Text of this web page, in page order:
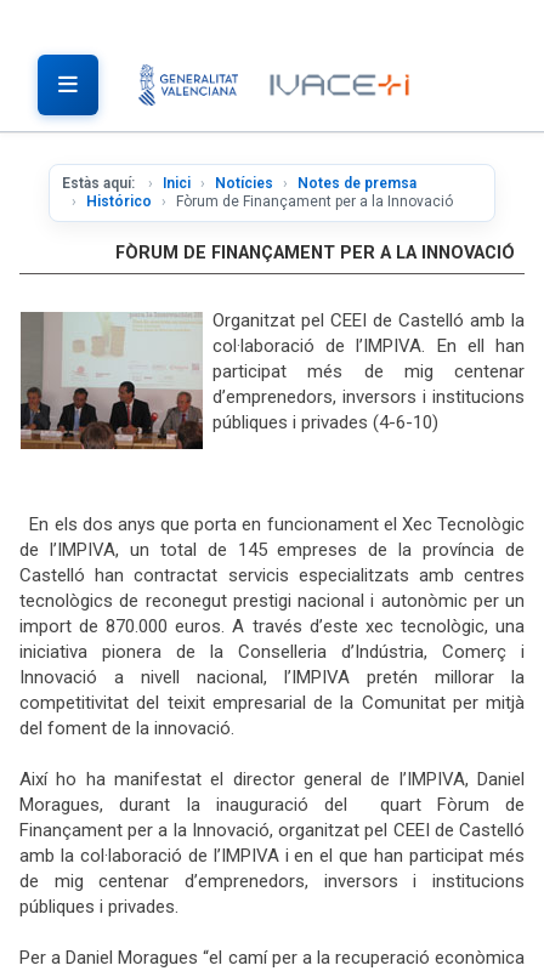
Estàs aquí: Inici Notícies
Notes de premsa
Histórico
Fòrum de Finançament per a la Innovació
FÒRUM DE FINANÇAMENT PER A LA INNOVACIÓ
Organitzat pel CEEI de Castelló amb la
col·laboració de l’IMPIVA. En ell han
participat més de mig centenar
d’emprenedors, inversors i institucions
públiques i privades (4-6-10)
En els dos anys que porta en funcionament el Xec Tecnològic
de l’IMPIVA, un total de 145 empreses de la província de
Castelló han contractat servicis especialitzats amb centres
tecnològics de reconegut prestigi nacional i autonòmic per un
import de 870.000 euros. A través d’este xec tecnològic, una
iniciativa pionera de la Conselleria d’Indústria, Comerç i
Innovació a nivell nacional, l’IMPIVA pretén millorar la
competitivitat del teixit empresarial de la Comunitat per mitjà
del foment de la innovació.
Aixího ha manifestat el director general de l’IMPIVA, Daniel
Moragues, durant la inauguració del quart Fòrum de
Finançament per a la Innovació, organitzat pel CEEI de Castelló
amb la col·laboració de l’IMPIVA i en el que han participat més
de mig centenar d’emprenedors, inversors i institucions
públiques i privades.
Per a Daniel Moragues “el camí per a la recuperació econòmica